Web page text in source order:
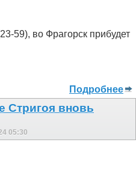
59), во Фрагорск прибудет
Подробнее
Стригоя вновь
05:30